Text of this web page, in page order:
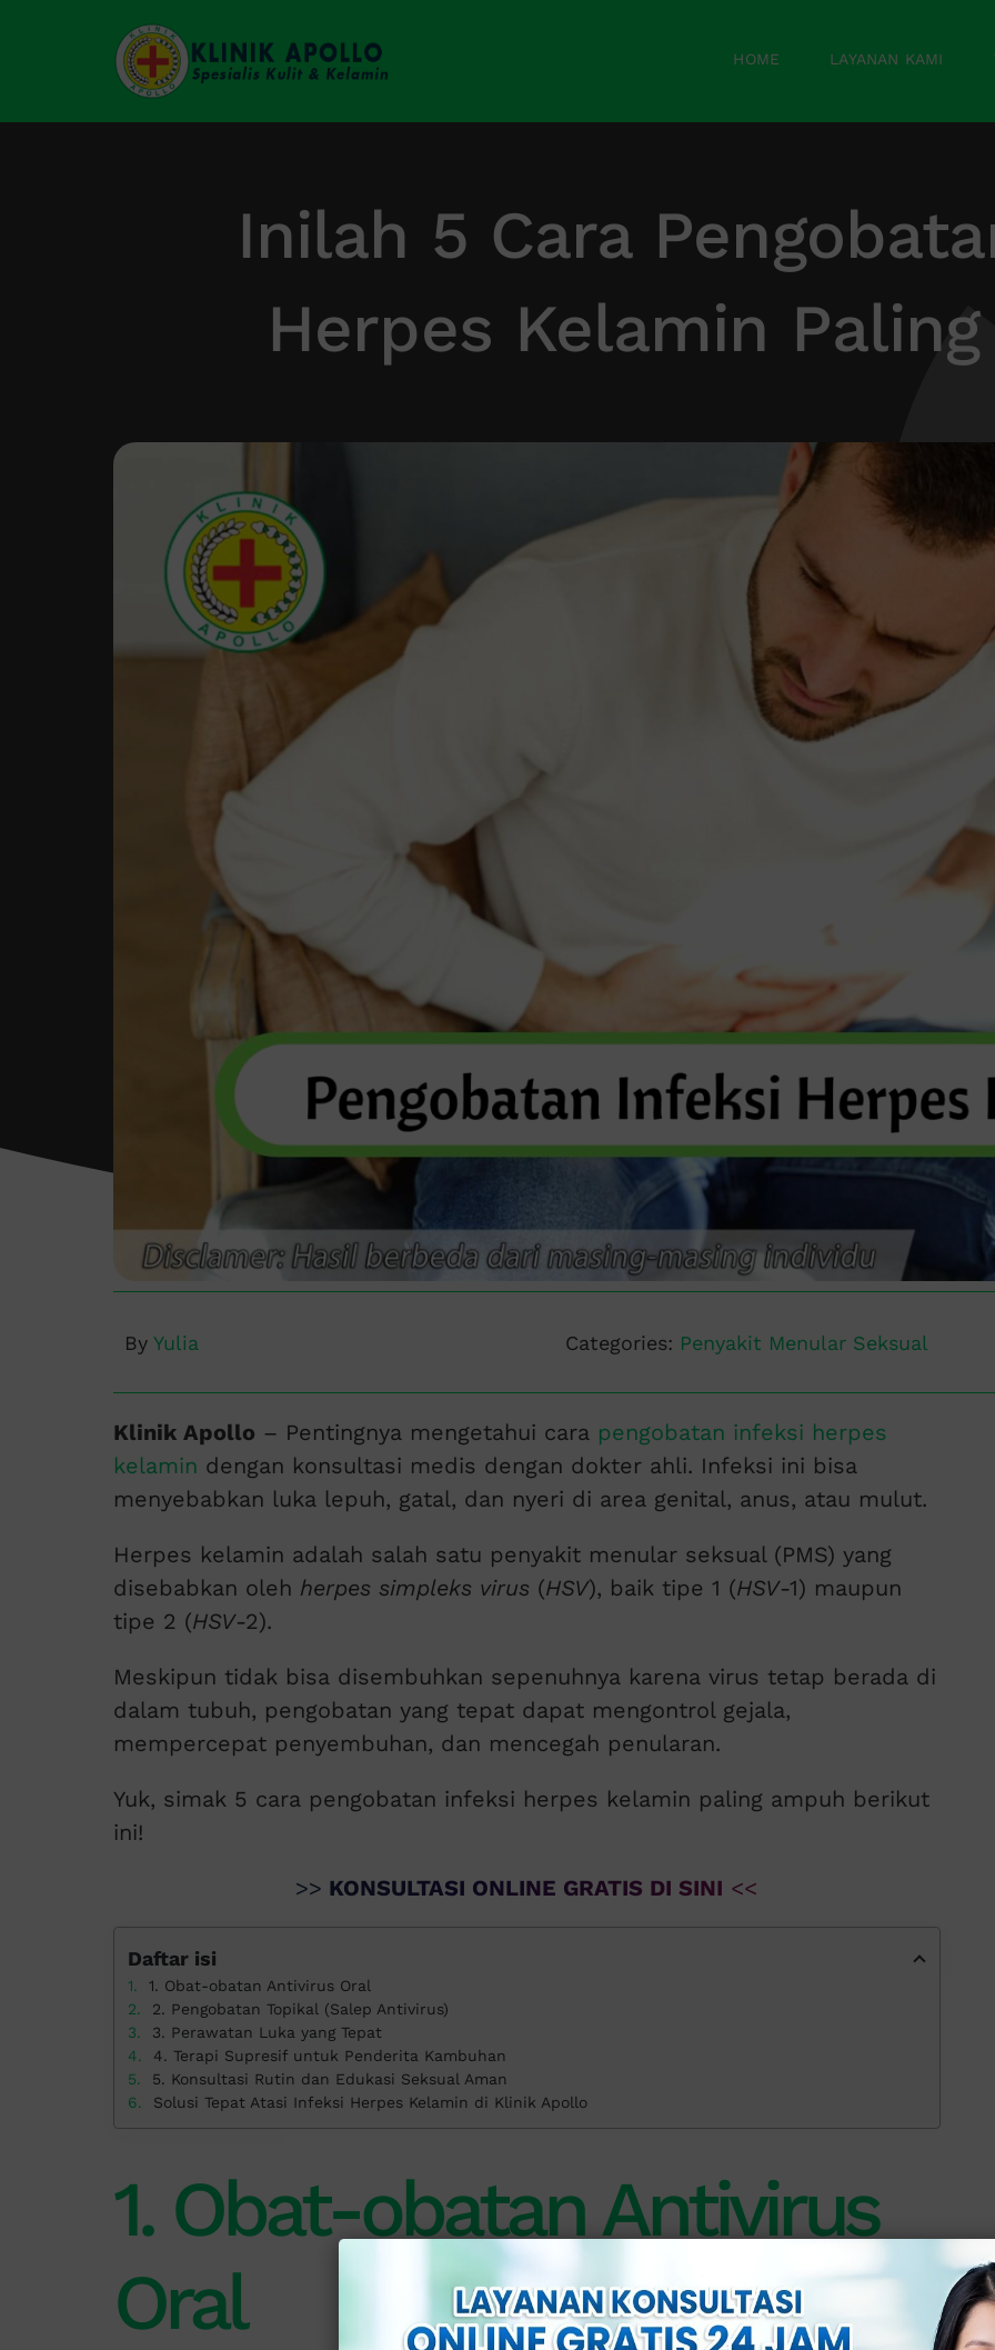
HOME LAYANAN KAMI
Inilah 5 Cara
Herpes Kelamin
By Yulia Categories: Penyakit Menular Seksual
Klinik Apollo – Pentingnya mengetahui cara pengobatan infeksi herpes
kelamin dengan konsultasi medis dengan dokter ahli. Infeksi ini bisa
menyebabkan luka lepuh, gatal, dan nyeri di area genital, anus, atau mulut.
Herpes kelamin adalah salah satu penyakit menular seksual (PMS) yang
disebabkan oleh herpes simpleks virus (HSV), baik tipe 1 (HSV-1) maupun
tipe 2 (HSV-2).
Meskipun tidak bisa disembuhkan sepenuhnya karena virus tetap berada di
dalam tubuh, pengobatan yang tepat dapat mengontrol gejala,
mempercepat penyembuhan, dan mencegah penularan.
Yuk, simak 5 cara pengobatan infeksi herpes kelamin paling ampuh berikut
ini!
>> KONSULTASI ONLINE GRATIS DI SINI <<
Daftar isi
1. Obat-obatan Antivirus Oral
2. Pengobatan Topikal (Salep Antivirus)
3. Perawatan Luka yang Tepat
4. Terapi Supresif untuk Penderita Kambuhan
5. Konsultasi Rutin dan Edukasi Seksual Aman
Solusi Tepat Atasi Infeksi Herpes Kelamin di Klinik Apollo
1. Obat-obatan Antivirus
Oral